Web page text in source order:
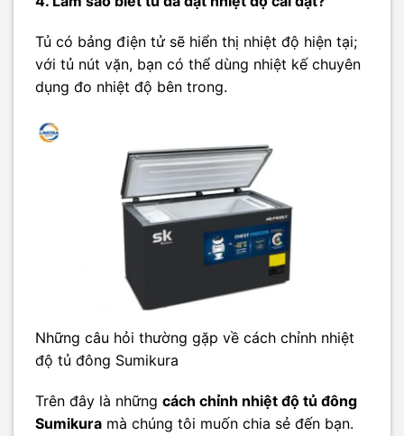
Tủ có bảng điện tử sẽ hiển thị nhiệt độ hiện tại;
với tủ nút vặn, bạn có thể dùng nhiệt kế chuyên
dụng đo nhiệt độ bên trong.
Những câu hỏi thường gặp về cách chỉnh nhiệt
độ tủ đông Sumikura
Trên đây là những cách chỉnh nhiệt độ tủ đông
Sumikura mà chúng tôi muốn chia sẻ đến bạn.